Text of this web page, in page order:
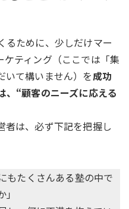
るために、少しだけマー
ティング（ここでは「集
いて構いません）を成功
、“顧客のニーズに応える
者は、必ず下記を把握し
もたくさんある塾の中で